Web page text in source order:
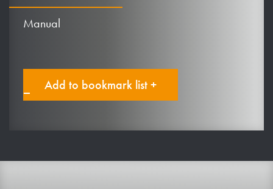
Manual
Add to bookmark list +